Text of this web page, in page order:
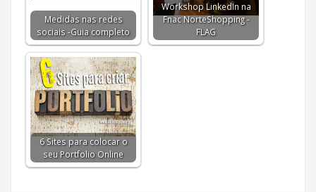
Medidas nas redes
sociais -Guia completo
Workshop LinkedIn na
Fnac NorteShopping -
FLAG
6 Sites para colocar o
seu Portfolio Online